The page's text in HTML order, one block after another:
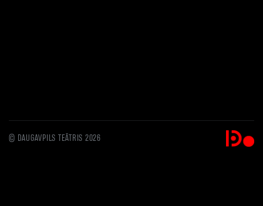
© DAUGAVPILS TEĀTRIS 2026